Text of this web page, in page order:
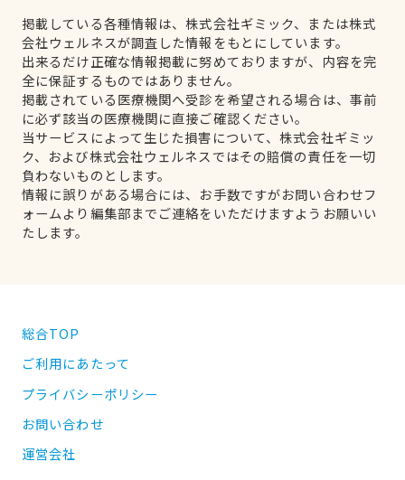
掲載している各種情報は、株式会社ギミック、または株式
会社ウェルネスが調査した情報をもとにしています。
出来るだけ正確な情報掲載に努めておりますが、内容を完
全に保証するものではありません。
掲載されている医療機関へ受診を希望される場合は、事前
に必ず該当の医療機関に直接ご確認ください。
当サービスによって生じた損害について、株式会社ギミッ
ク、および株式会社ウェルネスではその賠償の責任を一切
負わないものとします。
情報に誤りがある場合には、お手数ですがお問い合わせフ
ォームより編集部までご連絡をいただけますようお願いい
たします。
総合TOP
ご利用にあたって
プライバシーポリシー
お問い合わせ
運営会社